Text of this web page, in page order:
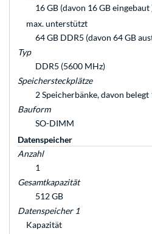
16 GB (davon 16 GB eingebaut
max. unterstützt
64 GB DDR5 (davon 64 GB
Typ
DDR5 (5600 MHz)
Speichersteckplätze
2 Speicherbänke, davon
Bauform
SO-DIMM
Datenspeicher
Anzahl
1
Gesamtkapazität
512 GB
Datenspeicher 1
Kapazität